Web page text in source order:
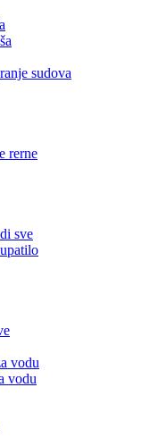
sudova
rerne
sve
vodu
vodu